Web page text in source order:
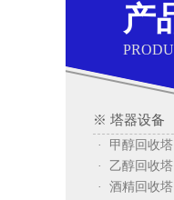
产
※ 塔器设备
· 甲醇回收塔
· 乙醇回收塔
· 酒精回收塔